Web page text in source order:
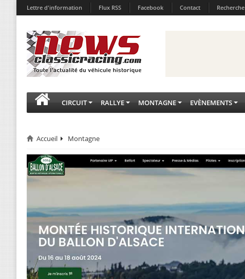
Lettre d'information Flux RSS Facebook Contact Recherche
CIRCUIT RALLYE MONTAGNE EVÈNEMENTS
Accueil Montagne